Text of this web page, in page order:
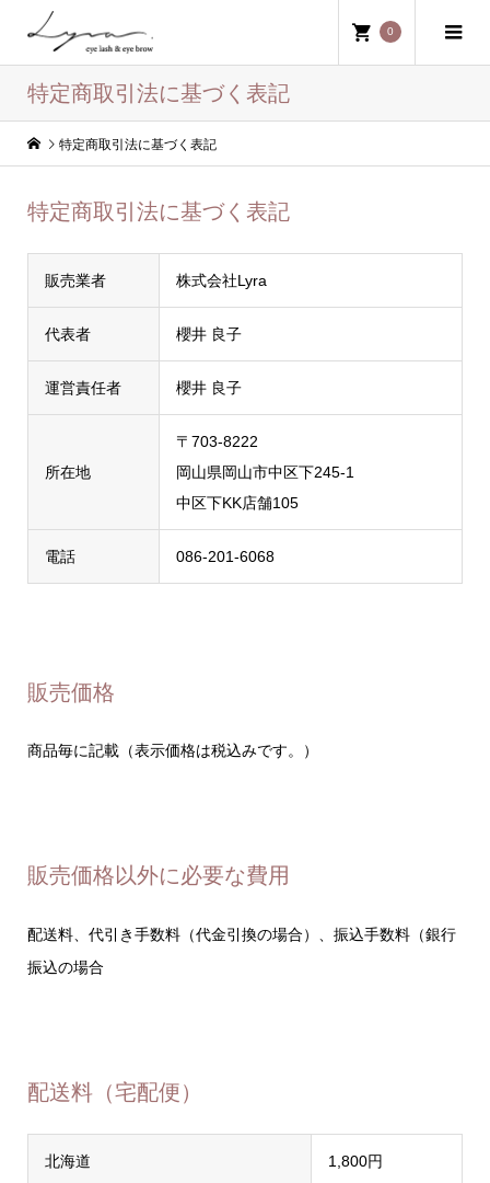
0
特定商取引法に基づく表記
特定商取引法に基づく表記
特定商取引法に基づく表記
販売業者 株式会社Lyra
代表者 櫻井 良子
運営責任者 櫻井 良子
所在地
〒703-8222
岡山県岡山市中区下245-1
中区下KK店舗105
電話 086-201-6068
販売価格
商品毎に記載（表示価格は税込みです。）
販売価格以外に必要な費用
配送料、代引き手数料（代金引換の場合）、振込手数料（銀行
振込の場合
配送料（宅配便）
北海道 1,800円